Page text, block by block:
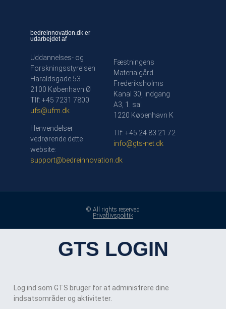
bedreinnovation.dk er
udarbejdet af
Uddannelses- og
Forskningsstyrelsen
Haraldsgade 53
2100 København Ø
Tlf: +45 7231 7800
ufs@ufm.dk
Henvendelser
vedrørende dette
website:
support@bedreinnovation.dk
Fæstningens
Materialgård
Frederiksholms
Kanal 30, indgang
A3, 1. sal
1220 København K
Tlf: +45 24 83 21 72
info@gts-net.dk
© All rights reserved
Privatlivspolitik
GTS LOGIN
Log ind som GTS bruger for at administrere dine
indsatsområder og aktiviteter.